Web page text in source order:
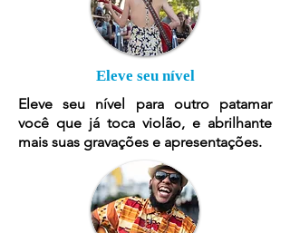
Eleve seu nível
Eleve seu nível para outro patamar
você que já toca violão, e abrilhante
mais suas gravações e apresentações.